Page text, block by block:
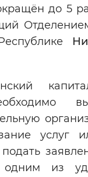
до 5
услуг
одним из